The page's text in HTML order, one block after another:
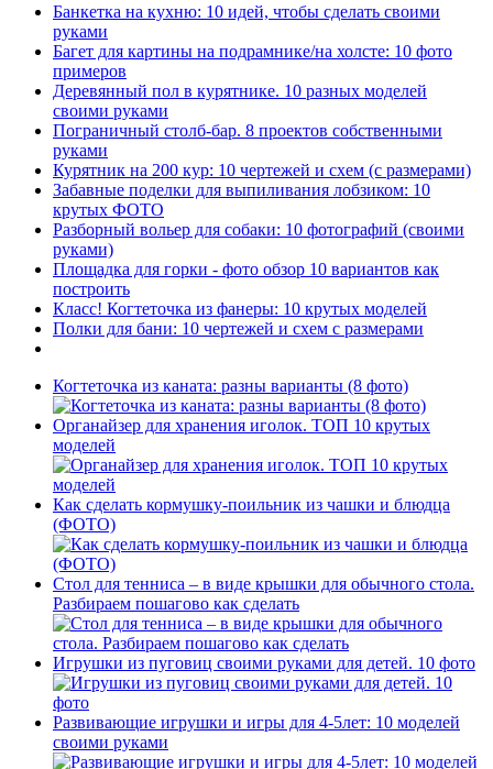
Банкетка на кухню: 10 идей, чтобы сделать своими
руками
Багет для картины на подрамнике/на холсте: 10 фото
примеров
Деревянный пол в курятнике. 10 разных моделей
своими руками
Пограничный столб-бар. 8 проектов собственными
руками
Курятник на 200 кур: 10 чертежей и схем (с размерами)
Забавные поделки для выпиливания лобзиком: 10
крутых ФОТО
Разборный вольер для собаки: 10 фотографий (своими
руками)
Площадка для горки - фото обзор 10 вариантов как
построить
Класс! Когтеточка из фанеры: 10 крутых моделей
Полки для бани: 10 чертежей и схем с размерами
Когтеточка из каната: разны варианты (8 фото)
Органайзер для хранения иголок. ТОП 10 крутых
моделей
Как сделать кормушку-поильник из чашки и блюдца
(ФОТО)
Стол для тенниса – в виде крышки для обычного стола.
Разбираем пошагово как сделать
Игрушки из пуговиц своими руками для детей. 10 фото
Развивающие игрушки и игры для 4-5лет: 10 моделей
своими руками